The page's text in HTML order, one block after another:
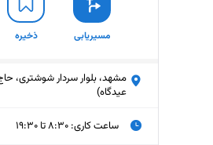
مسیریابی ذخیره
عیدگاه)
ساعت کاری: ۸:۳۰ تا ۱۹:۳۰